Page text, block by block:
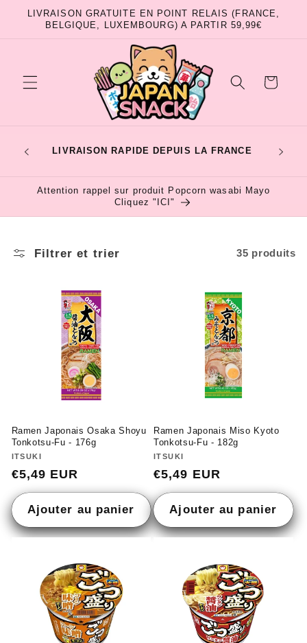
passer
LIVRAISON GRATUITE EN POINT RELAIS (FRANCE,
BELGIQUE, LUXEMBOURG) A PARTIR 59,99€
Panier
LIVRAISON RAPIDE DEPUIS LA FRANCE
Attention rappel sur produit Popcorn wasabi Mayo
Cliquez "ICI"
Filtrer et trier 35 produits
Ramen Japonais Osaka Shoyu
Tonkotsu-Fu - 176g
Fournisseur :
ITSUKI
Prix
habituel
€5,49 EUR
Ajouter au panier
Ramen Japonais Miso Kyoto
Tonkotsu-Fu - 182g
Fournisseur :
ITSUKI
Prix
habituel
€5,49 EUR
Ajouter au panier